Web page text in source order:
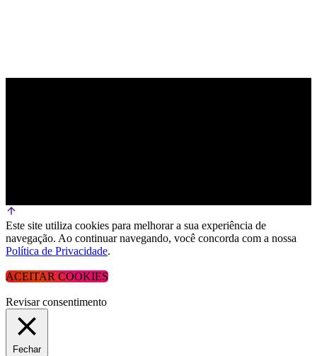
Este site utiliza cookies para melhorar a sua experiência de
navegação. Ao continuar navegando, você concorda com a nossa
Política de Privacidade.
ACEITAR COOKIES
Revisar consentimento
Fechar